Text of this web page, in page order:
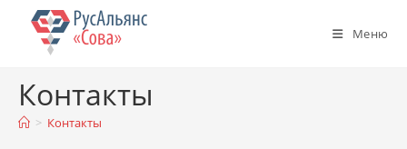
Перейти
содержимому
Меню
Контакты
> Контакты